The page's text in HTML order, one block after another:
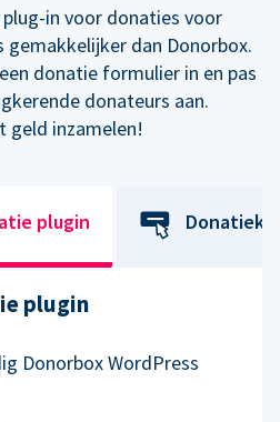
in voor donaties voor
dan Donorbox.
donatie formulier in en pas
donateurs aan.
geld inzamelen!
plugin
plugin
Donorbox WordPress